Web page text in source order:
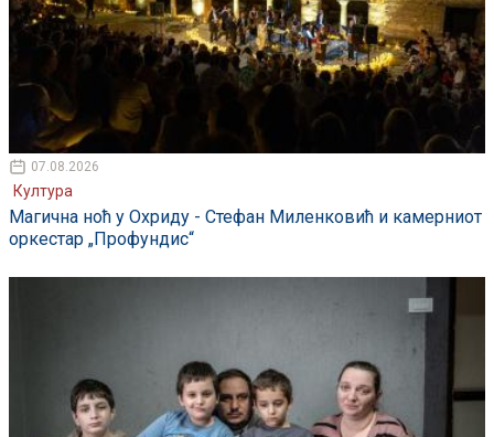
07.08.2026
Култура
Магична ноћ у Охриду - Стефан Миленковић и камерниот
оркестар „Профундис“